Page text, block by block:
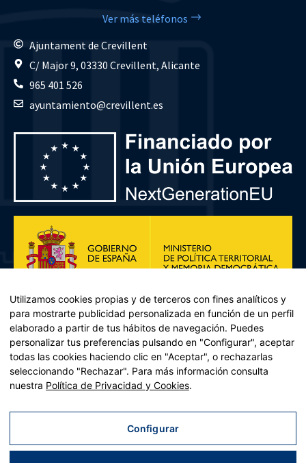
Ver más teléfonos
Ajuntament de Crevillent
C/ Major 9, 03330 Crevillent, Alicante
965 401 526
ayuntamiento@crevillent.es
Plan de Recuperación, Transformación y Resiliencia – Financiado por
Recuperación y resiliencia, establecido por el Reglamento (UE)
2021/241 del Parlamento Europeo y del Consejo, de 12 de febrero
Utilizamos cookies propias y de terceros con fines analíticos y
para mostrarte publicidad personalizada en función de un perfil
elaborado a partir de tus hábitos de navegación. Puedes
personalizar tus preferencias pulsando en "Configurar", aceptar
todas las cookies haciendo clic en "Aceptar", o rechazarlas
seleccionando "Rechazar". Para más información consulta
nuestra Política de Privacidad y Cookies.
Configurar